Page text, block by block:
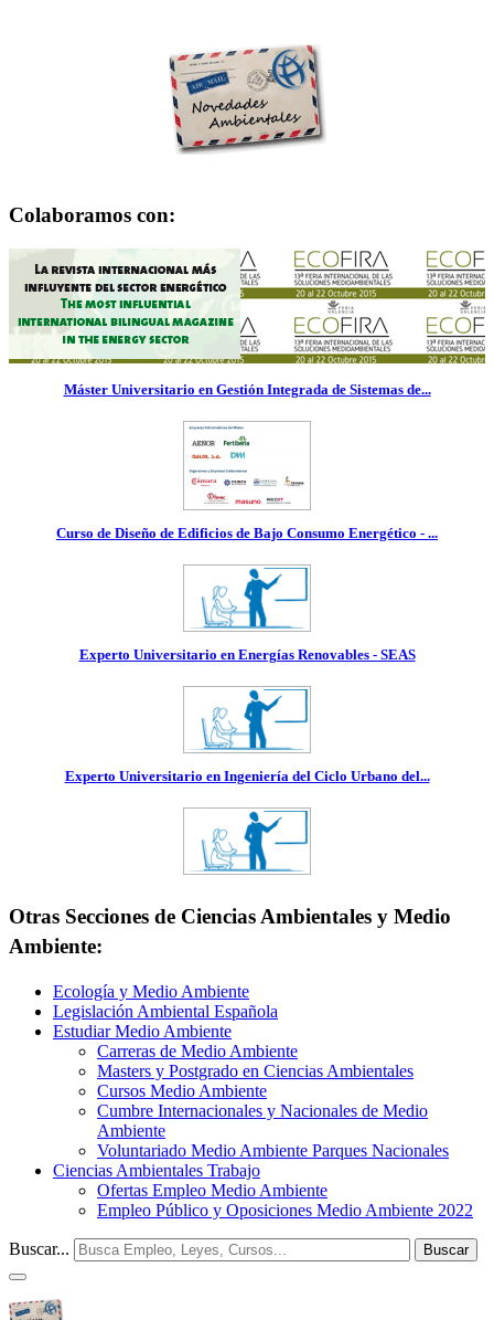
Colaboramos con:
Máster Universitario en Gestión Integrada de Sistemas de...
Curso de Diseño de Edificios de Bajo Consumo Energético - ...
Experto Universitario en Energías Renovables - SEAS
Experto Universitario en Ingeniería del Ciclo Urbano del...
Otras Secciones de Ciencias Ambientales y Medio
Ambiente:
Ecología y Medio Ambiente
Legislación Ambiental Española
Estudiar Medio Ambiente
Carreras de Medio Ambiente
Masters y Postgrado en Ciencias Ambientales
Cursos Medio Ambiente
Cumbre Internacionales y Nacionales de Medio
Ambiente
Voluntariado Medio Ambiente Parques Nacionales
Ciencias Ambientales Trabajo
Ofertas Empleo Medio Ambiente
Empleo Público y Oposiciones Medio Ambiente 2022
Buscar... Buscar